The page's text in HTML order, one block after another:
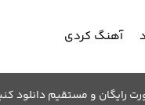
آهنگ کردی
رایگان و مستقیم دانلود